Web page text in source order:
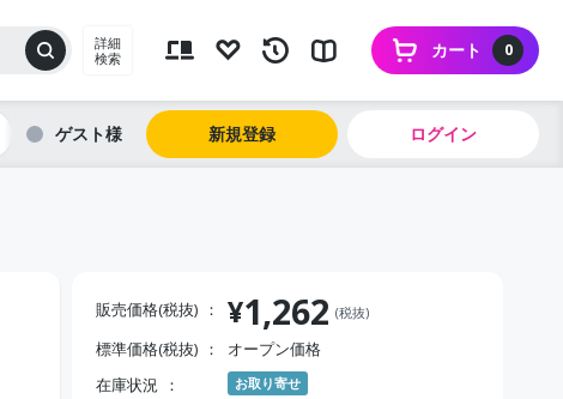
詳細
検索
0
カート
ゲスト 新規登録 ログイン
販売価格(税抜) ¥1,262 (税抜)
標準価格(税抜)
オープン価格
在庫状況
お取り寄せ